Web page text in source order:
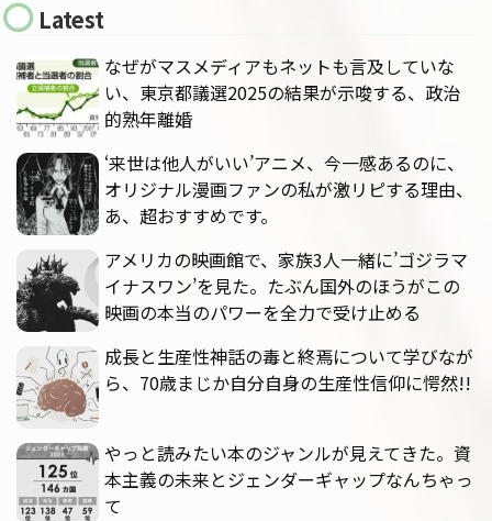
Latest
なぜがマスメディアもネットも言及していな
い、東京都議選2025の結果が示唆する、政治
的熟年離婚
‘来世は他人がいい’アニメ、今一感あるのに、
オリジナル漫画ファンの私が激リピする理由、
あ、超おすすめです。
アメリカの映画館で、家族3人一緒に’ゴジラマ
イナスワン’を見た。たぶん国外のほうがこの
映画の本当のパワーを全力で受け止める
成長と生産性神話の毒と終焉について学びなが
ら、70歳まじか自分自身の生産性信仰に愕然!!
やっと読みたい本のジャンルが見えてきた。資
本主義の未来とジェンダーギャップなんちゃっ
て